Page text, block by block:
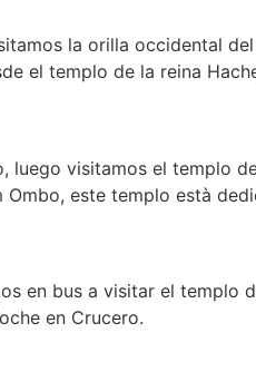
la orilla occidental
el templo de la reina
visitamos el templo
este templo està
en bus a visitar el templo
en Crucero.